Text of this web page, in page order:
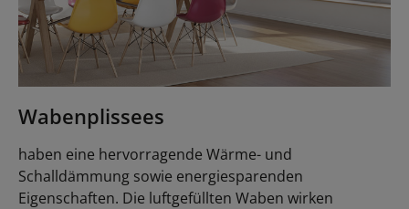
Wabenplissees
haben eine hervorragende Wärme- und
Schalldämmung sowie energiesparenden
Eigenschaften. Die luftgefüllten Waben wirken